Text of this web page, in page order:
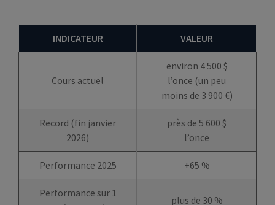
INDICATEUR VALEUR
Cours actuel
environ 4 500 $
l’once (un peu
moins de 3 900 €)
Record (fin janvier
2026)
près de 5 600 $
l’once
Performance 2025 +65 %
Performance sur 1
plus de 30 %